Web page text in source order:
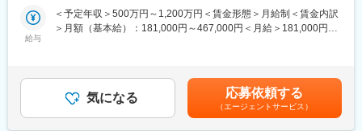
【変更の範囲：会社の定める業務】
・お客様ニーズに合わせた住宅ローンのご提案
・同社で建築されたお客様へ火災保険の販売および住宅営業担当
者の販売支援（火災保険は基本的には住宅営業担当者が販売致し
給与
＜予定年収＞500万円～1,200万円＜賃金形態＞月給制＜賃金内訳
＞月額（基本給）：181,000円～467,000円＜月給＞181,000円～
す。■昇給：年1回（6月）■賞与：年2回（6、12月）※業績連動型
賃金はあくまでも目安の金額であり、選考を通じて上下する可能
性があります。月給(月額)は固定手当を含めた表記です。
気になる 応募依頼する
（エージェントサービス）